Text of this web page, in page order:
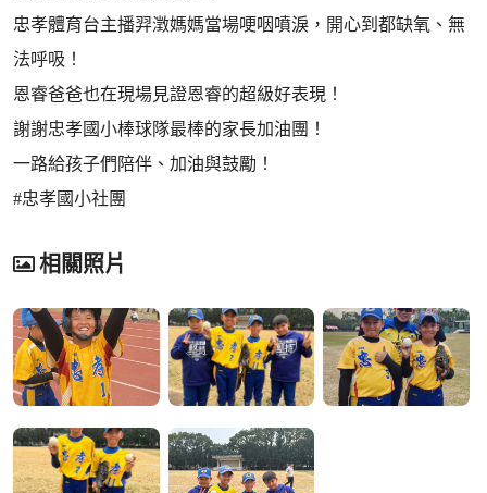
忠孝體育台主播羿澂媽媽當場哽咽噴淚，開心到都缺氧、無
法呼吸！
恩睿爸爸也在現場見證恩睿的超級好表現！
謝謝忠孝國小棒球隊最棒的家長加油團！
一路給孩子們陪伴、加油與鼓勵！
#忠孝國小社團
相關照片